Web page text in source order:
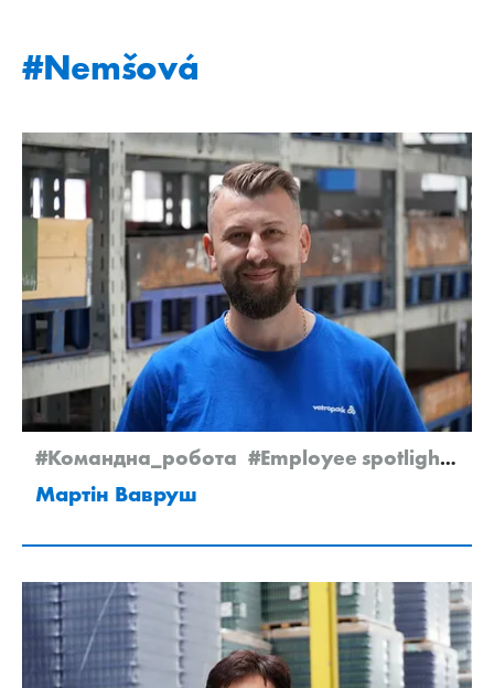
#Nemšová
#Командна_робота #Employee spotlight
Мартін Вавруш